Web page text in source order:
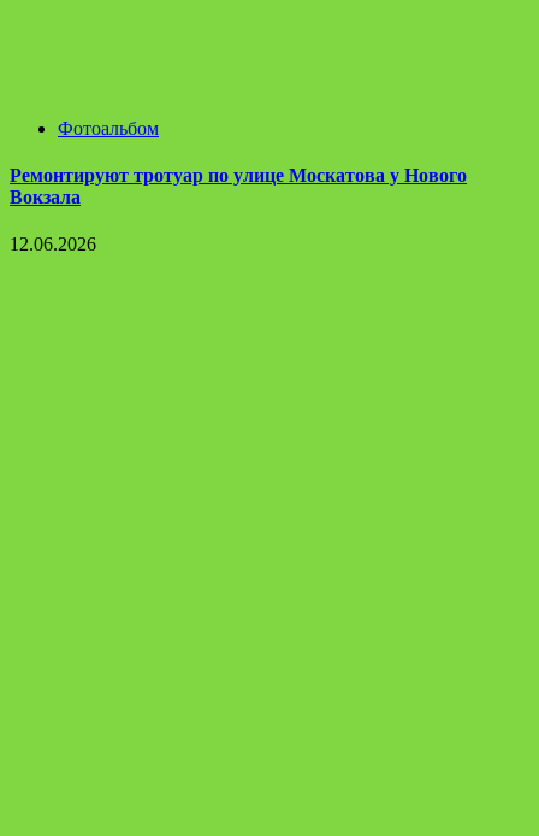
Фотоальбом
Ремонтируют тротуар по улице Москатова у Нового
Вокзала
12.06.2026